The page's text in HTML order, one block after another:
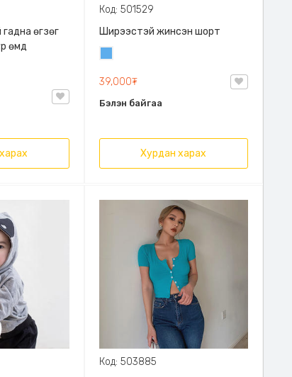
өгзөг
өмд
Код: 501529
Ширээстэй жинсэн шорт
39,000₮
Бэлэн байгаа
Хурдан харах
Код: 503885